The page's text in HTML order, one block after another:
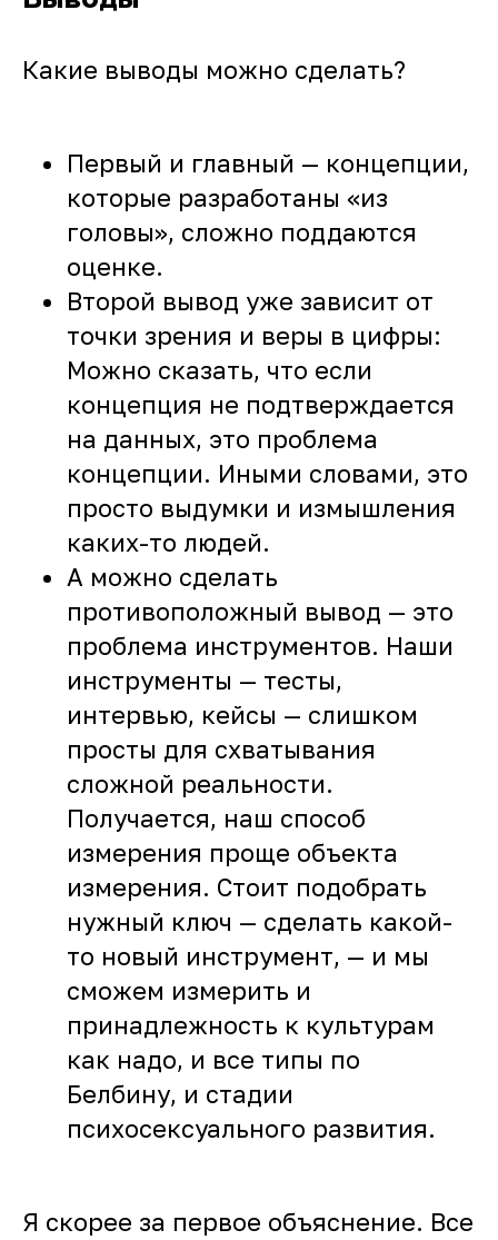
Какие выводы можно сделать?
Первый и главный — концепции,
которые разработаны «из
головы», сложно поддаются
оценке.
Второй вывод уже зависит от
точки зрения и веры в цифры:
Можно сказать, что если
концепция не подтверждается
на данных, это проблема
концепции. Иными словами, это
просто выдумки и измышления
каких-то людей.
А можно сделать
противоположный вывод — это
проблема инструментов. Наши
инструменты — тесты,
интервью, кейсы — слишком
просты для схватывания
сложной реальности.
Получается, наш способ
измерения проще объекта
измерения. Стоит подобрать
нужный ключ — сделать какой-
то новый инструмент, — и мы
сможем измерить и
принадлежность к культурам
как надо, и все типы по
Белбину, и стадии
психосексуального развития.
Я скорее за первое объяснение. Все